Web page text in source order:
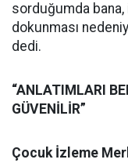
sorduğumda
dokunması
dedi.
“ANLATIMLARI
GÜVENİLİR”
Çocuk İzleme